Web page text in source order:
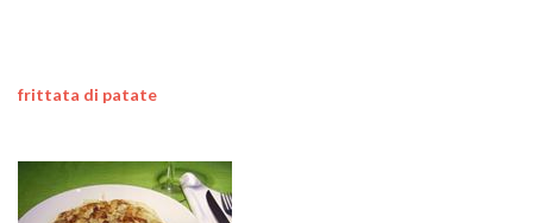
frittata di patate